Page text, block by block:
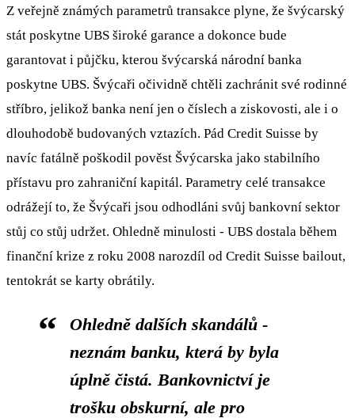
Z veřejně známých parametrů transakce plyne, že švýcarský
stát poskytne UBS široké garance a dokonce bude
garantovat i půjčku, kterou švýcarská národní banka
poskytne UBS. Švýcaři očividně chtěli zachránit své rodinné
stříbro, jelikož banka není jen o číslech a ziskovosti, ale i o
dlouhodobě budovaných vztazích. Pád Credit Suisse by
navíc fatálně poškodil pověst Švýcarska jako stabilního
přístavu pro zahraniční kapitál. Parametry celé transakce
odrážejí to, že Švýcaři jsou odhodláni svůj bankovní sektor
stůj co stůj udržet. Ohledně minulosti - UBS dostala během
finanční krize z roku 2008 narozdíl od Credit Suisse bailout,
tentokrát se karty obrátily.
Ohledně dalších skandálů -
neznám banku, která by byla
úplně čistá. Bankovnictví je
trošku obskurní, ale pro